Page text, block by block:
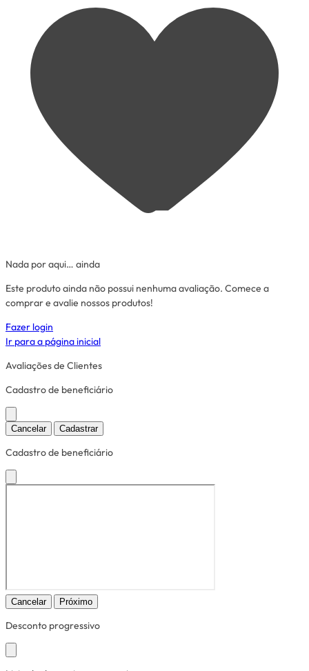
Nada por aqui… ainda
Este produto ainda não possui nenhuma avaliação. Comece a
comprar e avalie nossos produtos!
Fazer login
Ir para a página inicial
Avaliações de Clientes
Cadastro de beneficiário
Cancelar Cadastrar
Cadastro de beneficiário
Cancelar Próximo
Desconto progressivo